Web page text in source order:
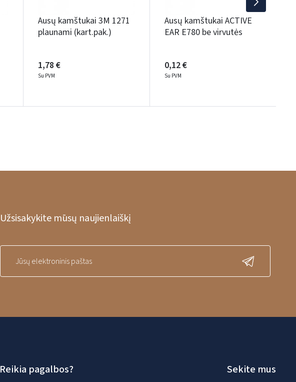
Ausų kamštukai 3M 1271
plaunami (kart.pak.)
1,78 €
Su PVM
Ausų kamštukai ACTIVE
EAR E780 be virvutės
0,12 €
Su PVM
Užsisakykite mūsų naujienlaiškį
Reikia pagalbos? Sekite mus